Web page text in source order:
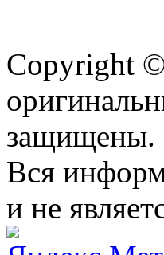
Copyright
защищены.
Вся
и не